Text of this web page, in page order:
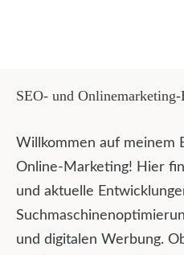
SEO- und
Willkommen auf meinem
Online-Marketing! Hier
und aktuelle
und digitalen Werbung.